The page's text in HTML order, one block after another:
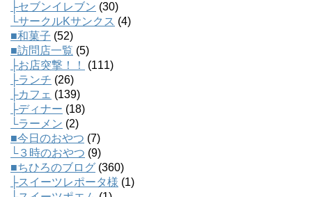
├セブンイレブン (30)
└サークルKサンクス (4)
■和菓子 (52)
■訪問店一覧 (5)
├お店突撃！！
(111)
├ランチ (26)
├カフェ (139)
├ディナー (18)
└ラーメン (2)
■今日のおやつ (7)
└３時のおやつ (9)
■ちひろのブログ (360)
├スイーツレポータ様 (1)